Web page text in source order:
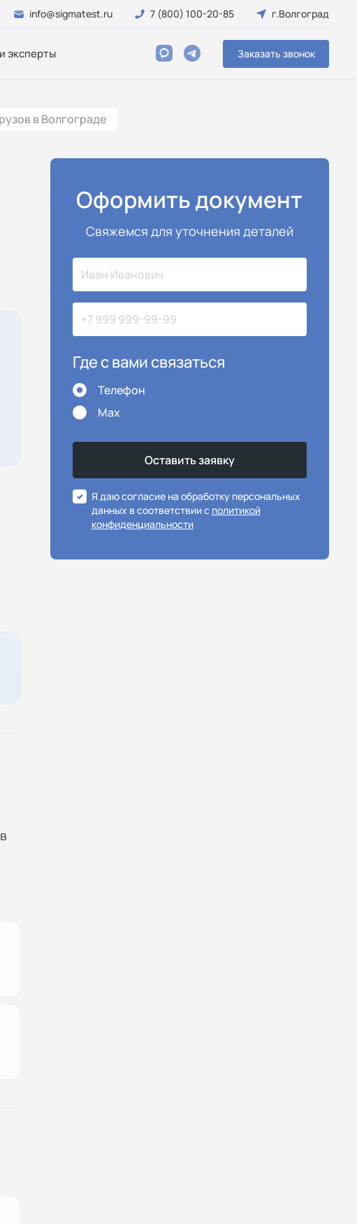
info@sigmatest.ru 7 (800) 100-20-85 г.Волгоград
эксперты Заказать звонок
в Волгограде
Оформить документ
Свяжемся для уточнения деталей
Где с вами связаться
Телефон
Max
Я даю согласие на обработку персональных
данных в соответствии с политикой
конфиденциальности